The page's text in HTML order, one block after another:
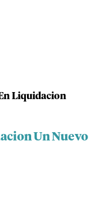
Liquidacion
Un Nuevo